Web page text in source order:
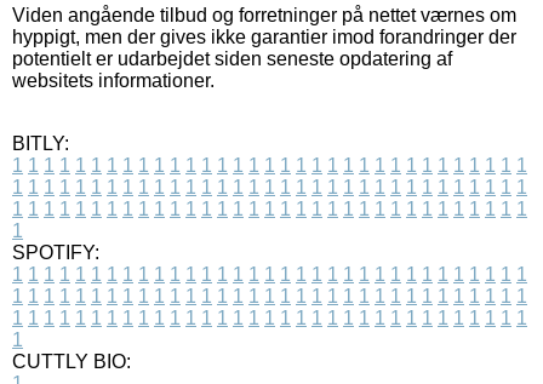
Viden angående tilbud og forretninger på nettet værnes om
hyppigt, men der gives ikke garantier imod forandringer der
potentielt er udarbejdet siden seneste opdatering af
websitets informationer.
BITLY:
1 1 1 1 1 1 1 1 1 1 1 1 1 1 1 1 1 1 1 1 1 1 1 1 1 1 1 1 1 1 1 1 1
1 1 1 1 1 1 1 1 1 1 1 1 1 1 1 1 1 1 1 1 1 1 1 1 1 1 1 1 1 1 1 1 1
1 1 1 1 1 1 1 1 1 1 1 1 1 1 1 1 1 1 1 1 1 1 1 1 1 1 1 1 1 1 1 1 1
1
SPOTIFY:
1 1 1 1 1 1 1 1 1 1 1 1 1 1 1 1 1 1 1 1 1 1 1 1 1 1 1 1 1 1 1 1 1
1 1 1 1 1 1 1 1 1 1 1 1 1 1 1 1 1 1 1 1 1 1 1 1 1 1 1 1 1 1 1 1 1
1 1 1 1 1 1 1 1 1 1 1 1 1 1 1 1 1 1 1 1 1 1 1 1 1 1 1 1 1 1 1 1 1
1
CUTTLY BIO: